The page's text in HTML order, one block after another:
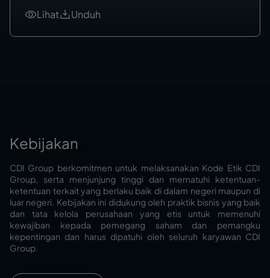
Lihat Unduh
Kebijakan
CDI Group berkomitmen untuk melaksanakan Kode Etik CDI
Group, serta menjunjung tinggi dan mematuhi ketentuan-
ketentuan terkait yang berlaku baik di dalam negeri maupun di
luar negeri. Kebijakan ini didukung oleh praktik bisnis yang baik
dan tata kelola perusahaan yang etis untuk memenuhi
kewajiban kepada pemegang saham dan pemangku
kepentingan dan harus dipatuhi oleh seluruh karyawan CDI
Group.